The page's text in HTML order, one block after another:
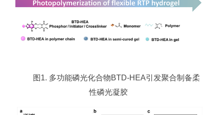
图1. 多功能磷光化合物BTD-HEA引发聚合制备柔
性磷光凝胶